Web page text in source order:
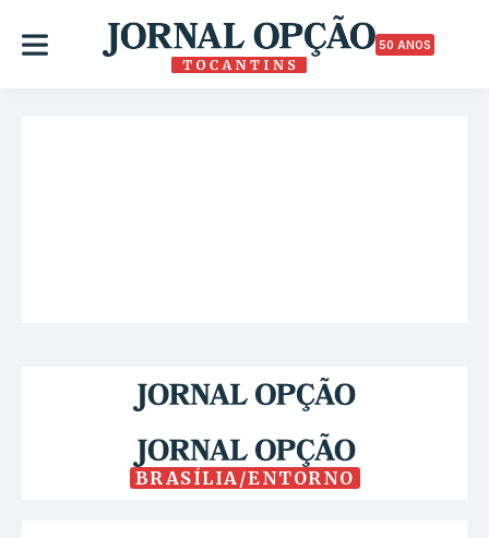
50 ANOS
BRASÍLIA/ENTORNO